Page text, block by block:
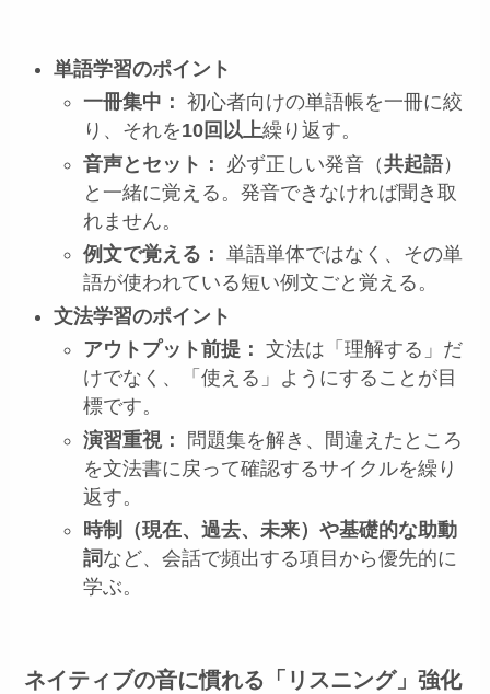
単語学習のポイント
一冊集中： 初心者向けの単語帳を一冊に絞
り、それを10回以上繰り返す。
音声とセット：
必ず正しい発音（共起語）
と一緒に覚える。発音できなければ聞き取
れません。
例文で覚える： 単語単体ではなく、その単
語が使われている短い例文ごと覚える。
文法学習のポイント
アウトプット前提： 文法は「理解する」だ
けでなく、「使える」ようにすることが目
標です。
演習重視：
問題集を解き、間違えたところ
を文法書に戻って確認するサイクルを繰り
返す。
時制（現在、過去、未来）や基礎的な助動
詞 など、会話で頻出する項目から優先的に
学ぶ。
ネイティブの音に慣れる「リスニング」強化